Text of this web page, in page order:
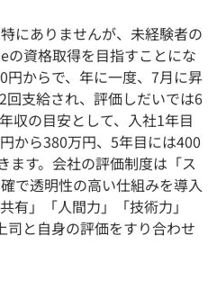
にありませんが、未経験者の
資格取得を目指すことにな
円からで、年に一度、7月に昇
回支給され、評価しだいでは6
収の目安として、入社1年目
から380万円、5年目には400
ます。会社の評価制度は「ス
で透明性の高い仕組みを導入
有」「人間力」「技術力」
司と自身の評価をすり合わせ